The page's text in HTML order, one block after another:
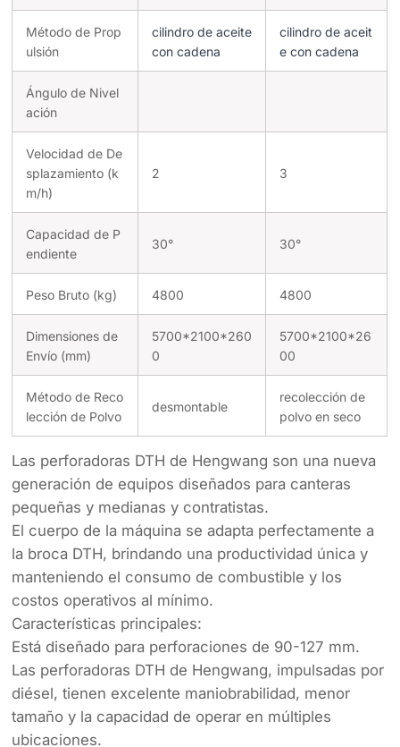
Método de Prop
ulsión
cilindro de aceite
con cadena
cilindro de aceit
e con cadena
Ángulo de Nivel
ación
Velocidad de De
splazamiento (k
m/h)
2 3
Capacidad de P
endiente
30° 30°
Peso Bruto (kg) 4800 4800
Dimensiones de
Envío (mm)
5700*2100*260
0
5700*2100*26
00
Método de Reco
lección de Polvo
desmontable
recolección de
polvo en seco
Las perforadoras DTH de Hengwang son una nueva
generación de equipos diseñados para canteras
pequeñas y medianas y contratistas.
El cuerpo de la máquina se adapta perfectamente a
la broca DTH, brindando una productividad única y
manteniendo el consumo de combustible y los
costos operativos al mínimo.
Características principales:
Está diseñado para perforaciones de 90-127 mm.
Las perforadoras DTH de Hengwang, impulsadas por
diésel, tienen excelente maniobrabilidad, menor
tamaño y la capacidad de operar en múltiples
ubicaciones.